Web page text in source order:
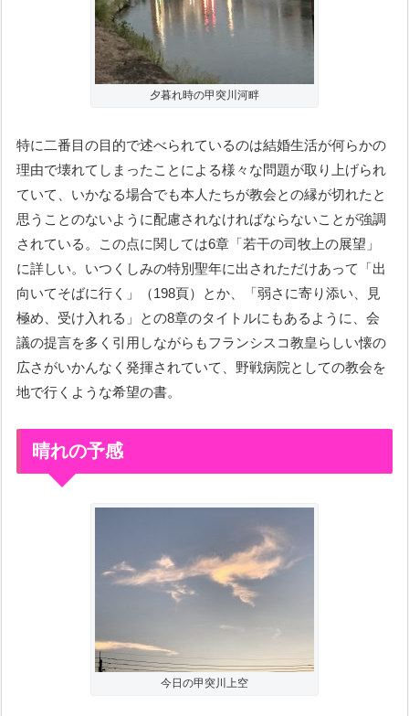
夕暮れ時の甲突川河畔
特に二番目の目的で述べられているのは結婚生活が何らかの
理由で壊れてしまったことによる様々な問題が取り上げられ
ていて、いかなる場合でも本人たちが教会との縁が切れたと
思うことのないように配慮されなければならないことが強調
されている。この点に関しては6章「若干の司牧上の展望」
に詳しい。いつくしみの特別聖年に出されただけあって「出
向いてそばに行く」（198頁）とか、「弱さに寄り添い、見
極め、受け入れる」との8章のタイトルにもあるように、会
議の提言を多く引用しながらもフランシスコ教皇らしい懐の
広さがいかんなく発揮されていて、野戦病院としての教会を
地で行くような希望の書。
晴れの予感
今日の甲突川上空